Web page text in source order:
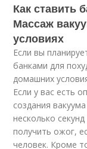
Как ставить
Массаж
условиях
Если вы
банками для
домашних
Если у вас есть
создания
несколько
получить ожог,
человек. Кроме